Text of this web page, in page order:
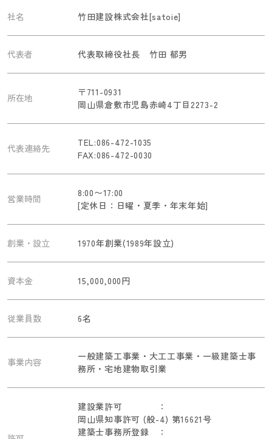
社名 竹田建設株式会社[satoie]
代表者 代表取締役社長 竹田 郁男
所在地
〒711-0931
岡山県倉敷市児島赤崎4丁目2273-2
代表連絡先
TEL:086-472-1035
FAX:086-472-0030
営業時間
8:00〜17:00
[定休日：日曜・夏季・年末年始]
創業・設立 1970年創業(1989年設立)
資本金 15,000,000円
従業員数 6名
事業内容
一般建築工事業・大工工事業・一級建築士事
務所・宅地建物取引業
建設業許可 ：
岡山県知事許可 (般-4) 第16621号
建築士事務所登録 ：